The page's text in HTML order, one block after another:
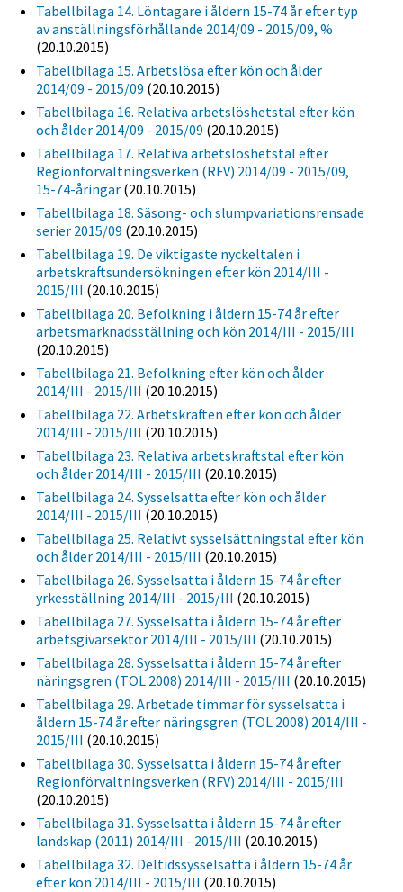
Tabellbilaga 14. Löntagare i åldern 15-74 år efter typ
av anställningsförhållande 2014/09 - 2015/09, %
(20.10.2015)
Tabellbilaga 15. Arbetslösa efter kön och ålder
2014/09 - 2015/09 (20.10.2015)
Tabellbilaga 16. Relativa arbetslöshetstal efter kön
och ålder 2014/09 - 2015/09 (20.10.2015)
Tabellbilaga 17. Relativa arbetslöshetstal efter
Regionförvaltningsverken (RFV) 2014/09 - 2015/09,
15-74-åringar (20.10.2015)
Tabellbilaga 18. Säsong- och slumpvariationsrensade
serier 2015/09 (20.10.2015)
Tabellbilaga 19. De viktigaste nyckeltalen i
arbetskraftsundersökningen efter kön 2014/III -
2015/III (20.10.2015)
Tabellbilaga 20. Befolkning i åldern 15-74 år efter
arbetsmarknadsställning och kön 2014/III - 2015/III
(20.10.2015)
Tabellbilaga 21. Befolkning efter kön och ålder
2014/III - 2015/III (20.10.2015)
Tabellbilaga 22. Arbetskraften efter kön och ålder
2014/III - 2015/III (20.10.2015)
Tabellbilaga 23. Relativa arbetskraftstal efter kön
och ålder 2014/III - 2015/III (20.10.2015)
Tabellbilaga 24. Sysselsatta efter kön och ålder
2014/III - 2015/III (20.10.2015)
Tabellbilaga 25. Relativt sysselsättningstal efter kön
och ålder 2014/III - 2015/III (20.10.2015)
Tabellbilaga 26. Sysselsatta i åldern 15-74 år efter
yrkesställning 2014/III - 2015/III (20.10.2015)
Tabellbilaga 27. Sysselsatta i åldern 15-74 år efter
arbetsgivarsektor 2014/III - 2015/III (20.10.2015)
Tabellbilaga 28. Sysselsatta i åldern 15-74 år efter
näringsgren (TOL 2008) 2014/III - 2015/III (20.10.2015)
Tabellbilaga 29. Arbetade timmar för sysselsatta i
åldern 15-74 år efter näringsgren (TOL 2008) 2014/III -
2015/III (20.10.2015)
Tabellbilaga 30. Sysselsatta i åldern 15-74 år efter
Regionförvaltningsverken (RFV) 2014/III - 2015/III
(20.10.2015)
Tabellbilaga 31. Sysselsatta i åldern 15-74 år efter
landskap (2011) 2014/III - 2015/III (20.10.2015)
Tabellbilaga 32. Deltidssysselsatta i åldern 15-74 år
efter kön 2014/III - 2015/III (20.10.2015)